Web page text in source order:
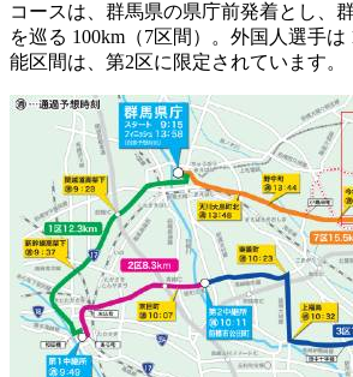
コースは、群馬県の県庁前発着とし、
を巡る 100km（7区間）。外国人選手
能区間は、第2区に限定されています。